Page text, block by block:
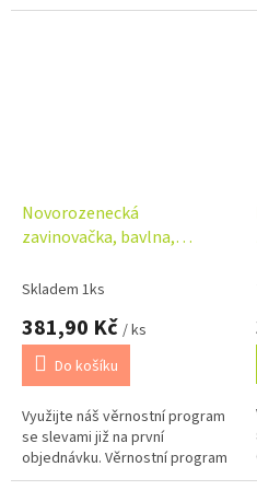
Novorozenecká
zavinovačka, bavlna,
růžová
Skladem 1ks
381,90 Kč / ks
Do košíku
Využijte náš věrnostní program
se slevami již na první
objednávku. Věrnostní program